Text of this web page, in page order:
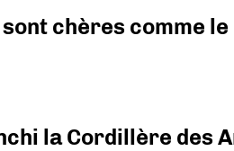
chères comme
la Cordillère des